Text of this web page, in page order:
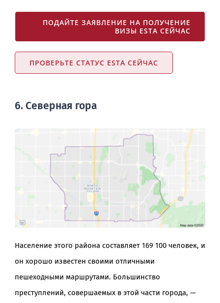
ПОДАЙТЕ ЗАЯВЛЕНИЕ НА ПОЛУЧЕНИЕ
ВИЗЫ ESTA СЕЙЧАС
ПРОВЕРЬТЕ СТАТУС ESTA СЕЙЧАС
6. Северная гора
Население этого района составляет 169 100 человек, и
он хорошо известен своими отличными
пешеходными маршрутами. Большинство
преступлений, совершаемых в этой части города, —